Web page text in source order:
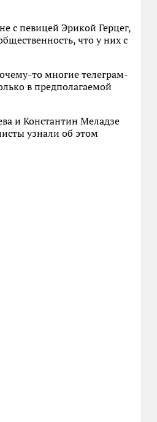
с певицей Эрикой Герцег,
что у них с
то многие телеграм-
в предполагаемой
и Константин Меладзе
узнали об этом